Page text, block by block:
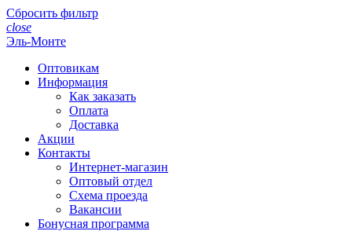
Сбросить фильтр
close
Эль-Монте
Оптовикам
Информация
Как заказать
Оплата
Доставка
Акции
Контакты
Интернет-магазин
Оптовый отдел
Схема проезда
Вакансии
Бонусная программа